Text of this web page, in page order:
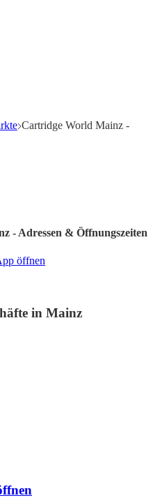
Cartridge World Mainz -
- Adressen & Öffnungszeiten
öffnen
in Mainz